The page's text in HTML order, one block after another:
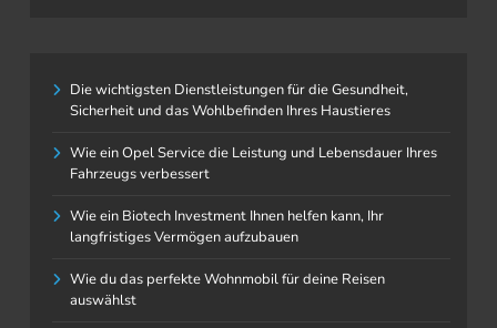
Die wichtigsten Dienstleistungen für die Gesundheit,
Sicherheit und das Wohlbefinden Ihres Haustieres
Wie ein Opel Service die Leistung und Lebensdauer Ihres
Fahrzeugs verbessert
Wie ein Biotech Investment Ihnen helfen kann, Ihr
langfristiges Vermögen aufzubauen
Wie du das perfekte Wohnmobil für deine Reisen
auswählst